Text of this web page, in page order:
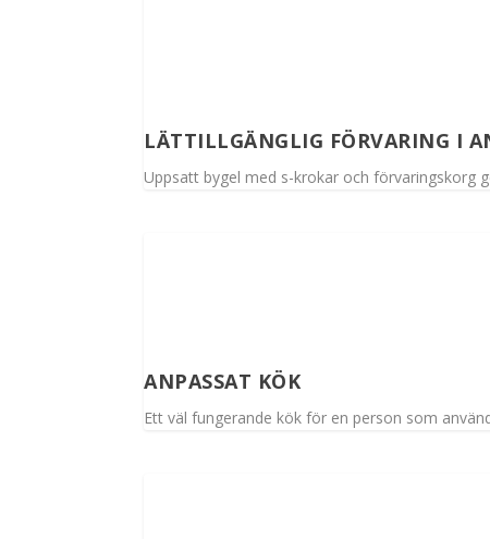
LÄTTILLGÄNGLIG FÖRVARING I
Uppsatt bygel med s-krokar och förvaringskorg
ANPASSAT KÖK
Ett väl fungerande kök för en person som